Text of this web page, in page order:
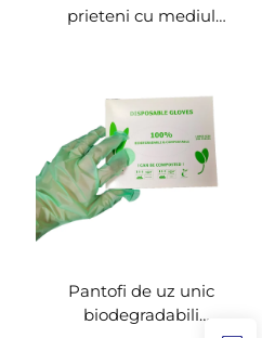
prieteni cu mediul
PLA PBAT amido de
porumb
Pantofi de uz unic
biodegradabili